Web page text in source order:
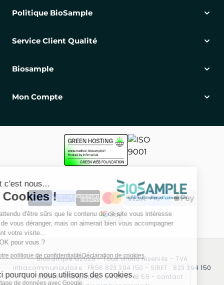
Politique BioSample
Service Client Qualité
Biosample
Mon Compte
BioSample ©2026 - Tous droits réservés - TVA
intracommunautaire : FR56 823 394 150 - SIRET : 823 394 150
00044 - Téléphone : 04 26 17 18 55 - contact :